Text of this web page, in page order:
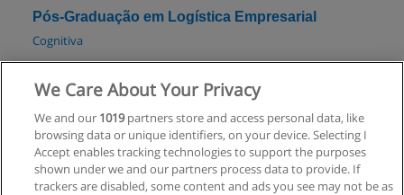
Pós-Graduação em Logística Empresarial
Cognitiva
Solicitar informações
Pós-Graduação em Logística Reversa
Cognitiva
Solicitar informações
We Care About Your Privacy
We and our 1019partners store and access personal data, like
browsing data or unique identifiers, on your device. Selecting I
Accept enables tracking technologies to support the purposes
shown under we and our partners process data to provide. If
trackers are disabled, some content and ads you see may not be as